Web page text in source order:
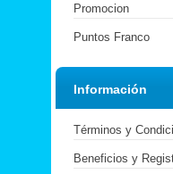
Promocion
Puntos Franco
Información
Términos y
Beneficios y